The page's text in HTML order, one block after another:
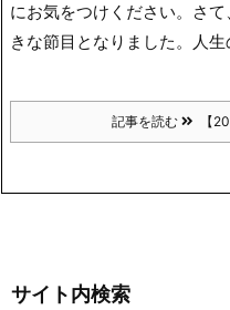
にお気をつけください。
さ
きな節目となりました。人
記事を読む 【
サイト内検索